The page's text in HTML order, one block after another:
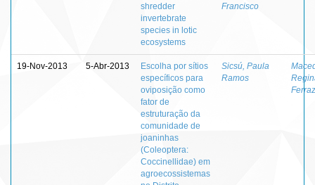
shredder
invertebrate
species in lotic
ecosystems
Francisco
19-Nov-2013 5-Abr-2013
Escolha por sítios
específicos para
oviposição como
fator de
estruturação da
comunidade de
joaninhas
(Coleoptera:
Coccinellidae) em
agroecossistemas
Sicsú, Paula
Ramos
Ferraz